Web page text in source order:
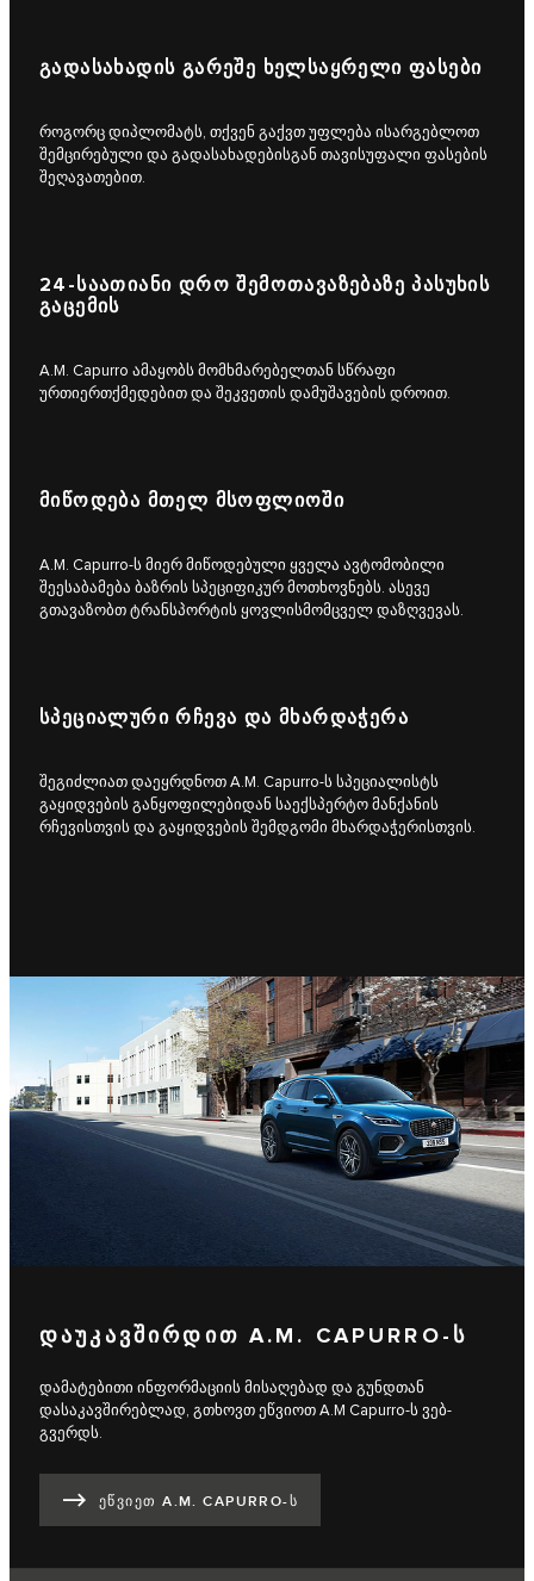
ᲒᲐᲓᲐᲡᲐᲮᲐᲓᲘᲡ ᲒᲐᲠᲔᲨᲔ ᲮᲔᲚᲡᲐᲧᲠᲔᲚᲘ ᲤᲐᲡᲔᲑᲘ
როგორც დიპლომატს, თქვენ გაქვთ უფლება ისარგებლოთ
შემცირებული და გადასახადებისგან თავისუფალი ფასების
შეღავათებით.
24-ᲡᲐᲐᲗᲘᲐᲜᲘ ᲓᲠᲝ ᲨᲔᲛᲝᲗᲐᲕᲐᲖᲔᲑᲐᲖᲔ ᲞᲐᲡᲣᲮᲘᲡ
ᲒᲐᲪᲔᲛᲘᲡ
A.M. Capurro ამაყობს მომხმარებელთან სწრაფი
ურთიერთქმედებით და შეკვეთის დამუშავების დროით.
ᲛᲘᲬᲝᲓᲔᲑᲐ ᲛᲗᲔᲚ ᲛᲡᲝᲤᲚᲘᲝᲨᲘ
A.M. Capurro-ს მიერ მიწოდებული ყველა ავტომობილი
შეესაბამება ბაზრის სპეციფიკურ მოთხოვნებს. ასევე
გთავაზობთ ტრანსპორტის ყოვლისმომცველ დაზღვევას.
ᲡᲞᲔᲪᲘᲐᲚᲣᲠᲘ ᲠᲩᲔᲕᲐ ᲓᲐ ᲛᲮᲐᲠᲓᲐᲭᲔᲠᲐ
შეგიძლიათ დაეყრდნოთ A.M. Capurro-ს სპეციალისტს
გაყიდვების განყოფილებიდან საექსპერტო მანქანის
რჩევისთვის და გაყიდვების შემდგომი მხარდაჭერისთვის.
ᲓᲐᲣᲙᲐᲕᲨᲘᲠᲓᲘᲗ A.M. CAPURRO-Ს
დამატებითი ინფორმაციის მისაღებად და გუნდთან
დასაკავშირებლად, გთხოვთ ეწვიოთ A.M Capurro-ს ვებ-
გვერდს.
ᲔᲬᲕᲘᲔᲗ A.M. CAPURRO-Ს